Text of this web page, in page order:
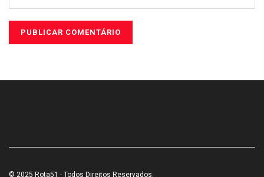
© 2025 Rota51 - Todos Direitos Reservados.